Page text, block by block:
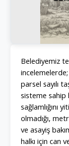
Belediyemiz
parsel sayılı
sisteme sahip
sağlamlığını
olmadığı,
ve asayiş
halkı için can